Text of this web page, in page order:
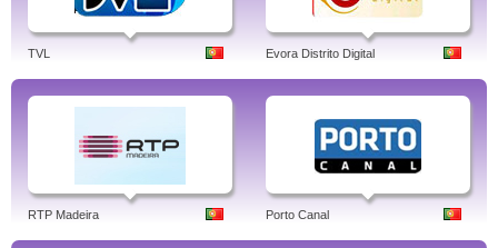
TVL Evora Distrito Digital
RTP Madeira Porto Canal